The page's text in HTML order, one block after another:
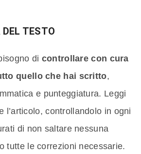
TESTO
di controllare con cura
quello che hai scritto,
e punteggiatura. Leggi
l’articolo, controllandolo in ogni
di non saltare nessuna
tutte le correzioni necessarie.